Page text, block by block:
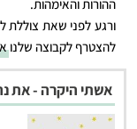
ההורות והאימהות.
ורגע לפני שאת צוללת
להצטרף לקבוצה שלנו
אשתי היקרה - את